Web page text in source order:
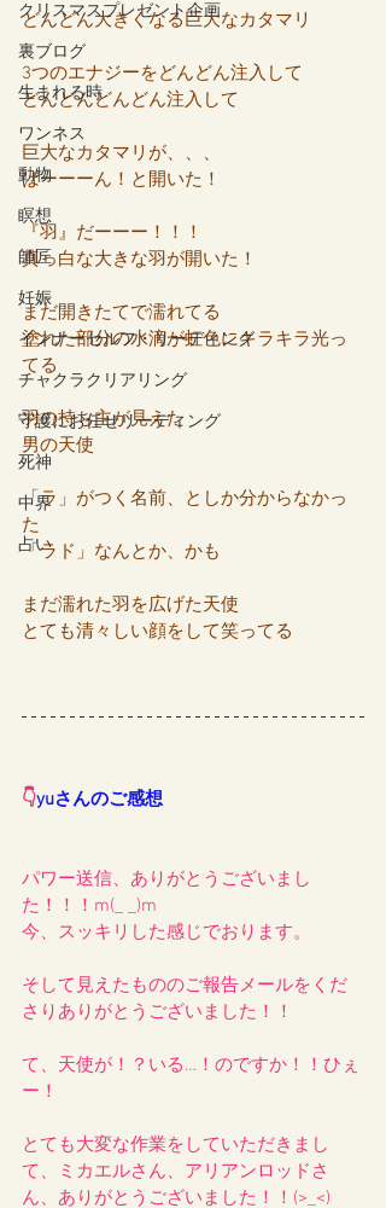
クリスマスプレゼント企画
裏ブログ
生まれる時
ワンネス
動物
瞑想
師匠
妊娠
インナーセルフ・リーディング
チャクラクリアリング
守護にお任せリーディング
死神
中界
占い
どんどん大きくなる巨大なカタマリ
3つのエナジーをどんどん注入して
どんどんどんどん注入して
巨大なカタマリが、、、
ばーーーん！と開いた！
『羽』だーーー！！！
真っ白な大きな羽が開いた！
まだ開きたてで濡れてる
塗れた部分の水滴が虹色にキラキラ光っ
てる
羽の持ち主が見えた
男の天使
「ラ」がつく名前、としか分からなかっ
た
「ラド」なんとか、かも
まだ濡れた羽を広げた天使
とても清々しい顔をして笑ってる
👇yuさんのご感想
パワー送信、ありがとうございまし
た！！！m(_ _)m
今、スッキリした感じでおります。
そして見えたもののご報告メールをくだ
さりありがとうございました！！
て、天使が！？いる…！のですか！！ひぇ
ー！
とても大変な作業をしていただきまし
て、ミカエルさん、アリアンロッドさ
ん、ありがとうございました！！(>_<)